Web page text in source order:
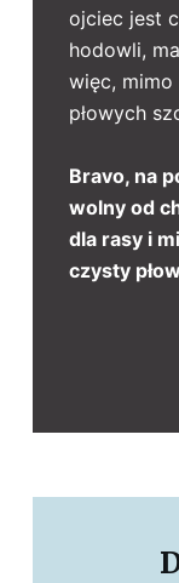
ojciec jest
hodowli,
więc,
płowych
Bravo, na
wolny od
dla rasy i
czysty